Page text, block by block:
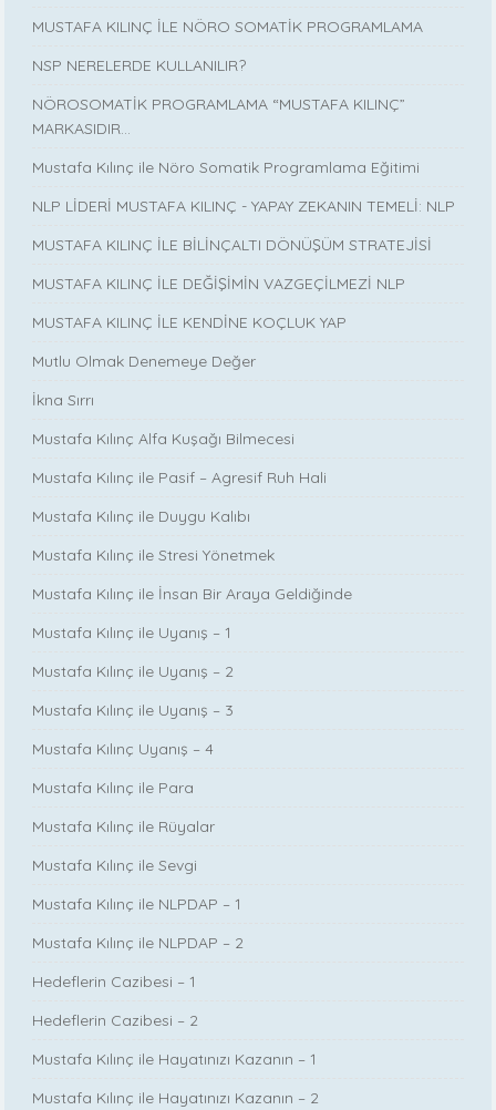
MUSTAFA KILINÇ İLE NÖRO SOMATİK PROGRAMLAMA
NSP NERELERDE KULLANILIR?
NÖROSOMATİK PROGRAMLAMA “MUSTAFA KILINÇ”
MARKASIDIR…
Mustafa Kılınç ile Nöro Somatik Programlama Eğitimi
NLP LİDERİ MUSTAFA KILINÇ - YAPAY ZEKANIN TEMELİ: NLP
MUSTAFA KILINÇ İLE BİLİNÇALTI DÖNÜŞÜM STRATEJİSİ
MUSTAFA KILINÇ İLE DEĞİŞİMİN VAZGEÇİLMEZİ NLP
MUSTAFA KILINÇ İLE KENDİNE KOÇLUK YAP
Mutlu Olmak Denemeye Değer
İkna Sırrı
Mustafa Kılınç Alfa Kuşağı Bilmecesi
Mustafa Kılınç ile Pasif – Agresif Ruh Hali
Mustafa Kılınç ile Duygu Kalıbı
Mustafa Kılınç ile Stresi Yönetmek
Mustafa Kılınç ile İnsan Bir Araya Geldiğinde
Mustafa Kılınç ile Uyanış – 1
Mustafa Kılınç ile Uyanış – 2
Mustafa Kılınç ile Uyanış – 3
Mustafa Kılınç Uyanış – 4
Mustafa Kılınç ile Para
Mustafa Kılınç ile Rüyalar
Mustafa Kılınç ile Sevgi
Mustafa Kılınç ile NLPDAP – 1
Mustafa Kılınç ile NLPDAP – 2
Hedeflerin Cazibesi – 1
Hedeflerin Cazibesi – 2
Mustafa Kılınç ile Hayatınızı Kazanın – 1
Mustafa Kılınç ile Hayatınızı Kazanın – 2